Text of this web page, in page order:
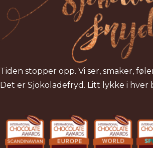
Tiden stopper opp. Vi ser, smaker,
Det er Sjokoladefryd. Litt lykke i hver